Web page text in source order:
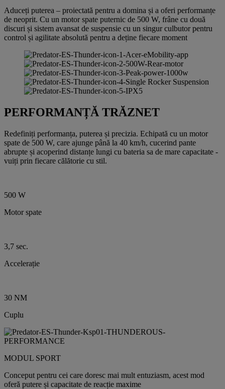
Aduceți puterea – proiectată pentru a domina și a oferi performanțe
de neoprit. Cu un motor spate puternic de 500 W, frâne cu două
discuri și sistem avansat de suspensie cu un singur culbutor pentru
control și agilitate absolută pentru a deține fiecare moment
PERFORMANȚĂ TRĂZNET
Redefiniți performanța, puterea și precizia. Echipată cu un motor
spate de 500 W, care ajunge până la 40 km/h, cucerind pante
abrupte și acoperind distanțe lungi cu bateria sa de mare capacitate -
vuiți prin fiecare călătorie cu stil.
500 W
Motor spate
3,7 sec.
Accelerație
30 NM
Cuplu
MODUL SPORT
Conceput pentru cei care doresc mai mult entuziasm, acest mod
oferă putere și capacitate de reacție maxime